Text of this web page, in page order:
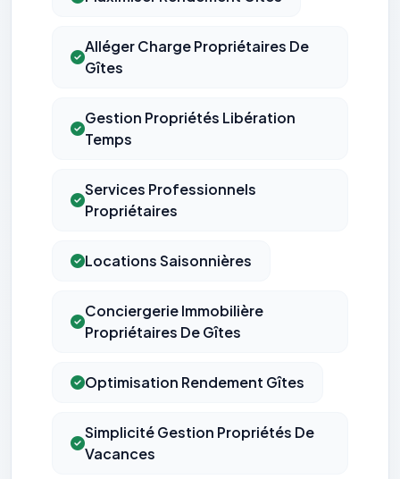
Alléger Charge Propriétaires De
Gîtes
Gestion Propriétés Libération
Temps
Services Professionnels
Propriétaires
Locations Saisonnières
Conciergerie Immobilière
Propriétaires De Gîtes
Optimisation Rendement Gîtes
Simplicité Gestion Propriétés De
Vacances